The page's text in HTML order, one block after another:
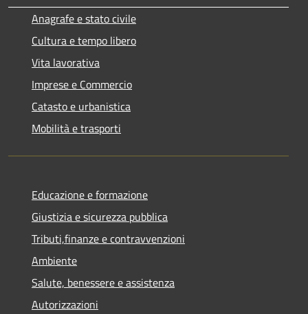
Anagrafe e stato civile
Cultura e tempo libero
Vita lavorativa
Imprese e Commercio
Catasto e urbanistica
Mobilità e trasporti
Educazione e formazione
Giustizia e sicurezza pubblica
Tributi,finanze e contravvenzioni
Ambiente
Salute, benessere e assistenza
Autorizzazioni